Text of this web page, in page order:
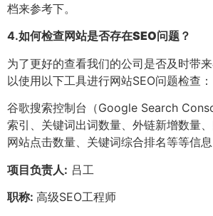
档来参考下。
4.如何检查网站是否存在SEO问题？
为了更好的查看我们的公司是否及时带
以使用以下工具进行网站SEO问题检查：
谷歌搜索控制台（Google Search
索引、关键词出词数量、外链新增数量、
网站点击数量、关键词综合排名等等信息
项目负责人: 吕工
职称: 高级SEO工程师